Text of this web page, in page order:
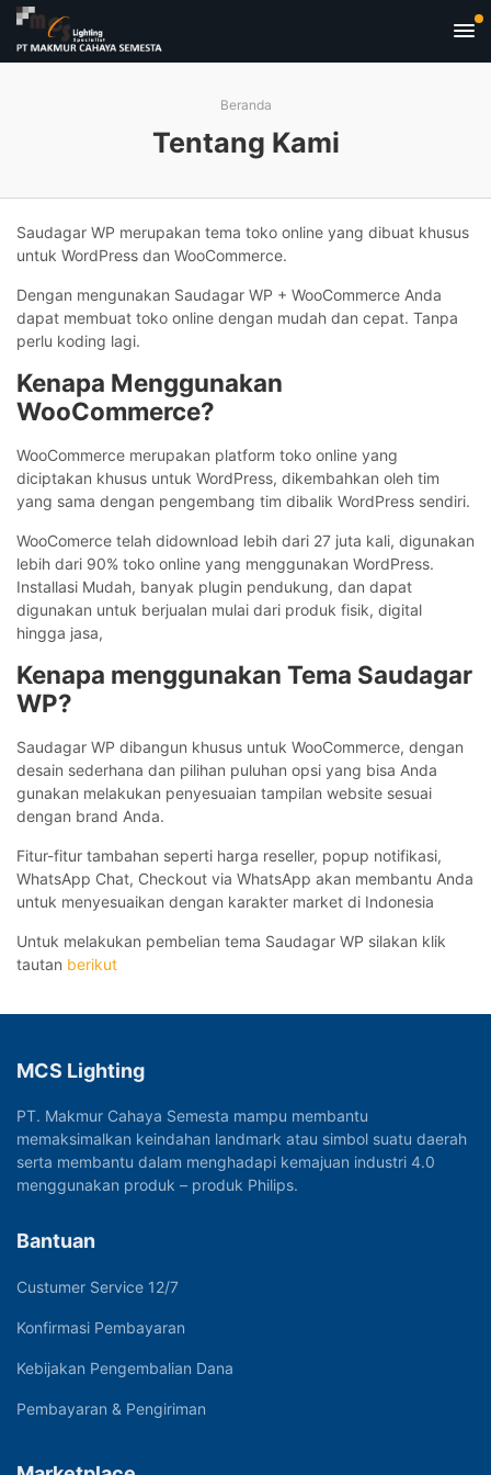
Beranda
Tentang Kami
Saudagar WP merupakan tema toko online yang dibuat khusus
untuk WordPress dan WooCommerce.
Dengan mengunakan Saudagar WP + WooCommerce Anda
dapat membuat toko online dengan mudah dan cepat. Tanpa
perlu koding lagi.
Kenapa Menggunakan
WooCommerce?
WooCommerce merupakan platform toko online yang
diciptakan khusus untuk WordPress, dikembahkan oleh tim
yang sama dengan pengembang tim dibalik WordPress sendiri.
WooComerce telah didownload lebih dari 27 juta kali, digunakan
lebih dari 90% toko online yang menggunakan WordPress.
Installasi Mudah, banyak plugin pendukung, dan dapat
digunakan untuk berjualan mulai dari produk fisik, digital
hingga jasa,
Kenapa menggunakan Tema Saudagar
WP?
Saudagar WP dibangun khusus untuk WooCommerce, dengan
desain sederhana dan pilihan puluhan opsi yang bisa Anda
gunakan melakukan penyesuaian tampilan website sesuai
dengan brand Anda.
Fitur-fitur tambahan seperti harga reseller, popup notifikasi,
WhatsApp Chat, Checkout via WhatsApp akan membantu Anda
untuk menyesuaikan dengan karakter market di Indonesia
Untuk melakukan pembelian tema Saudagar WP silakan klik
tautan berikut
MCS Lighting
PT. Makmur Cahaya Semesta mampu membantu
memaksimalkan keindahan landmark atau simbol suatu daerah
serta membantu dalam menghadapi kemajuan industri 4.0
menggunakan produk – produk Philips.
Bantuan
Custumer Service 12/7
Konfirmasi Pembayaran
Kebijakan Pengembalian Dana
Pembayaran & Pengiriman